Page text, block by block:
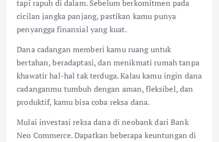
tapi rapuh di dalam. Sebelum berkomitmen pada
cicilan jangka panjang, pastikan kamu punya
penyangga finansial yang kuat.
Dana cadangan memberi kamu ruang untuk
bertahan, beradaptasi, dan menikmati rumah tanpa
khawatir hal-hal tak terduga. Kalau kamu ingin dana
cadanganmu tumbuh dengan aman, fleksibel, dan
produktif, kamu bisa coba reksa dana.
Mulai investasi reksa dana di neobank dari Bank
Neo Commerce. Dapatkan beberapa keuntungan di